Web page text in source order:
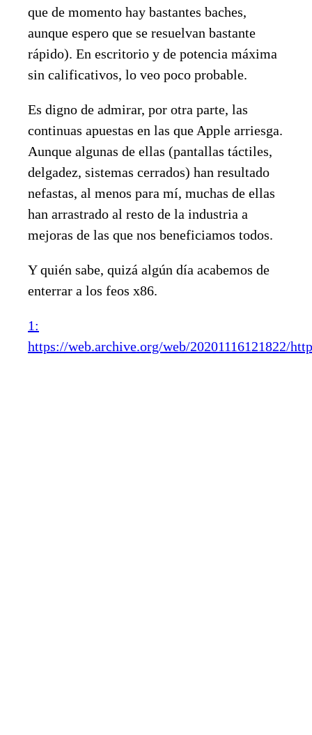
que de momento hay bastantes baches,
aunque espero que se resuelvan bastante
rápido). En escritorio y de potencia máxima
sin calificativos, lo veo poco probable.
Es digno de admirar, por otra parte, las
continuas apuestas en las que Apple arriesga.
Aunque algunas de ellas (pantallas táctiles,
delgadez, sistemas cerrados) han resultado
nefastas, al menos para mí, muchas de ellas
han arrastrado al resto de la industria a
mejoras de las que nos beneficiamos todos.
Y quién sabe, quizá algún día acabemos de
enterrar a los feos x86.
1:
https://web.archive.org/web/20201116121822/